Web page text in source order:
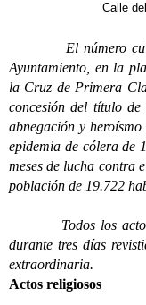
Calle
El número
Ayuntamiento, en la
la Cruz de Primera
concesión del título
abnegación y
epidemia de cólera de
meses de lucha contra
población de 19.722
Todos los actos
durante tres días
extraordinaria.
Actos religiosos